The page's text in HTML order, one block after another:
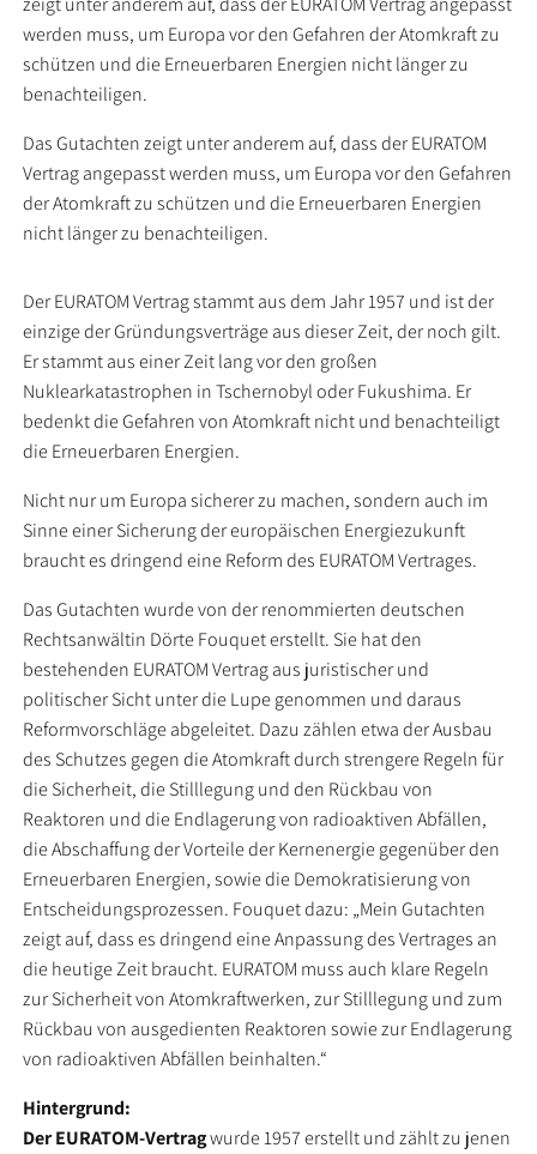
werden muss, um Europa vor den Gefahren der Atomkraft zu
schützen und die Erneuerbaren Energien nicht länger zu
benachteiligen.
Das Gutachten zeigt unter anderem auf, dass der EURATOM
Vertrag angepasst werden muss, um Europa vor den Gefahren
der Atomkraft zu schützen und die Erneuerbaren Energien
nicht länger zu benachteiligen.
Der EURATOM Vertrag stammt aus dem Jahr 1957 und ist der
einzige der Gründungsverträge aus dieser Zeit, der noch gilt.
Er stammt aus einer Zeit lang vor den großen
Nuklearkatastrophen in Tschernobyl oder Fukushima. Er
bedenkt die Gefahren von Atomkraft nicht und benachteiligt
die Erneuerbaren Energien.
Nicht nur um Europa sicherer zu machen, sondern auch im
Sinne einer Sicherung der europäischen Energiezukunft
braucht es dringend eine Reform des EURATOM Vertrages.
Das Gutachten wurde von der renommierten deutschen
Rechtsanwältin Dörte Fouquet erstellt. Sie hat den
bestehenden EURATOM Vertrag aus juristischer und
politischer Sicht unter die Lupe genommen und daraus
Reformvorschläge abgeleitet. Dazu zählen etwa der Ausbau
des Schutzes gegen die Atomkraft durch strengere Regeln für
die Sicherheit, die Stilllegung und den Rückbau von
Reaktoren und die Endlagerung von radioaktiven Abfällen,
die Abschaffung der Vorteile der Kernenergie gegenüber den
Erneuerbaren Energien, sowie die Demokratisierung von
Entscheidungsprozessen. Fouquet dazu: „Mein Gutachten
zeigt auf, dass es dringend eine Anpassung des Vertrages an
die heutige Zeit braucht. EURATOM muss auch klare Regeln
zur Sicherheit von Atomkraftwerken, zur Stilllegung und zum
Rückbau von ausgedienten Reaktoren sowie zur Endlagerung
von radioaktiven Abfällen beinhalten.“
Hintergrund:
Der EURATOM-Vertragwurde 1957 erstellt und zählt zu jenen